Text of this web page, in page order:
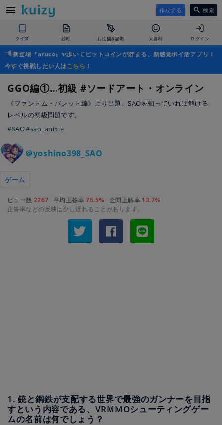
作成する 検索
クイズ 診断 お絵描き診断 大喜利 ログイン
新登場『aruco』✨歩いてビットコインが貯まる、新感覚ポイ活アプリ！
今すぐ挑戦したい人はこちら ！
GGO編①…初級 #ソードアート・オンライン
《ファントム・バレット編》より出題。SAOを知っていれば解ける
レベルの初級問題です。
#SAO#sao_anime
＠yoshino398_SAO
ゲーム
ビュー数 2267 平均正答率76.5% 全問正解率 13.7%
正答率などの反映は少し遅れることがあります。
1. 銃と鋼鉄が支配する世界で最強のガンナーを目指
すという内容である、VRMMOシューティングゲー
ムの名前は何でしょう？